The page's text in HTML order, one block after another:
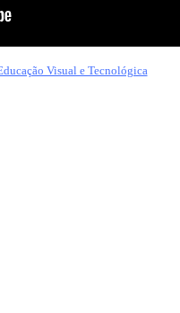
Visual e Tecnológica